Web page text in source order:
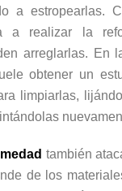
a estropearlas.
a realizar la
arreglarlas. En
obtener un
limpiarlas,
también
de los